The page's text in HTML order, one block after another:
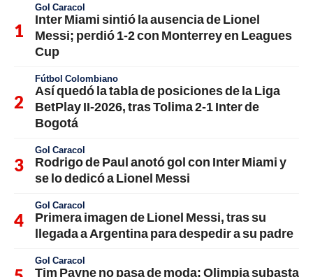
Gol Caracol
Inter Miami sintió la ausencia de Lionel
Messi; perdió 1-2 con Monterrey en Leagues
Cup
Fútbol Colombiano
Así quedó la tabla de posiciones de la Liga
BetPlay II-2026, tras Tolima 2-1 Inter de
Bogotá
Gol Caracol
Rodrigo de Paul anotó gol con Inter Miami y
se lo dedicó a Lionel Messi
Gol Caracol
Primera imagen de Lionel Messi, tras su
llegada a Argentina para despedir a su padre
Gol Caracol
Tim Payne no pasa de moda: Olimpia subasta